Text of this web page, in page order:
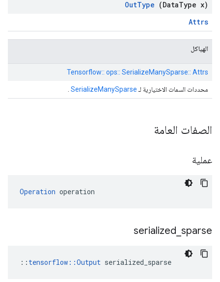
OutType (DataType x)
Attrs
الهياكل
Tensorflow:: ops:: SerializeManySparse:: Attrs
محددات السمات الاختيارية لـ SerializeManySparse
الصفات العامة
عملية
Operation operation
serialized sparse
:: tensorflow::Output serialized_sparse